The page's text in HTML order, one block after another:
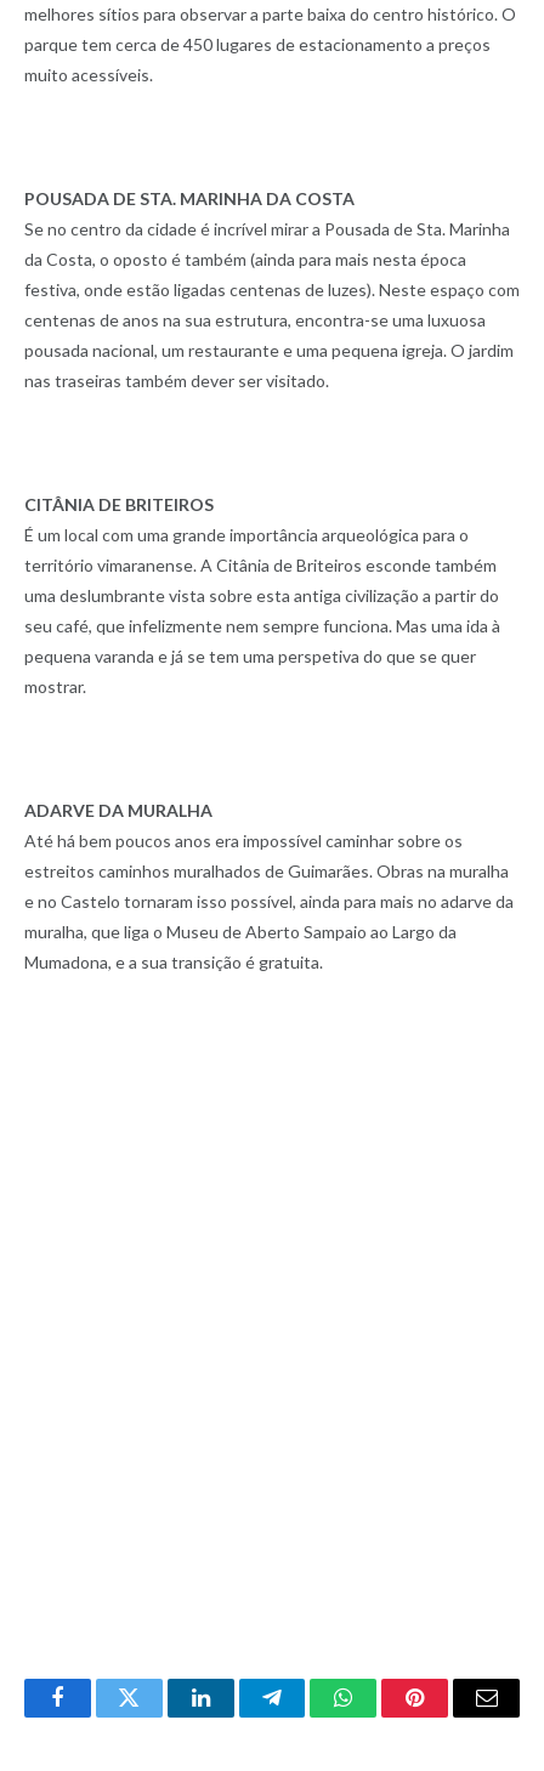
melhores sítios para observar a parte baixa do centro histórico. O
parque tem cerca de 450 lugares de estacionamento a preços
muito acessíveis.
POUSADA DE STA. MARINHA DA COSTA
Se no centro da cidade é incrível mirar a Pousada de Sta. Marinha
da Costa, o oposto é também (ainda para mais nesta época
festiva, onde estão ligadas centenas de luzes). Neste espaço com
centenas de anos na sua estrutura, encontra-se uma luxuosa
pousada nacional, um restaurante e uma pequena igreja. O jardim
nas traseiras também dever ser visitado.
CITÂNIA DE BRITEIROS
É um local com uma grande importância arqueológica para o
território vimaranense. A Citânia de Briteiros esconde também
uma deslumbrante vista sobre esta antiga civilização a partir do
seu café, que infelizmente nem sempre funciona. Mas uma ida à
pequena varanda e já se tem uma perspetiva do que se quer
mostrar.
ADARVE DA MURALHA
Até há bem poucos anos era impossível caminhar sobre os
estreitos caminhos muralhados de Guimarães. Obras na muralha
e no Castelo tornaram isso possível, ainda para mais no adarve da
muralha, que liga o Museu de Aberto Sampaio ao Largo da
Mumadona, e a sua transição é gratuita.
FacebookTwitter LinkedInTelegramWhatsAppPinterestEmail